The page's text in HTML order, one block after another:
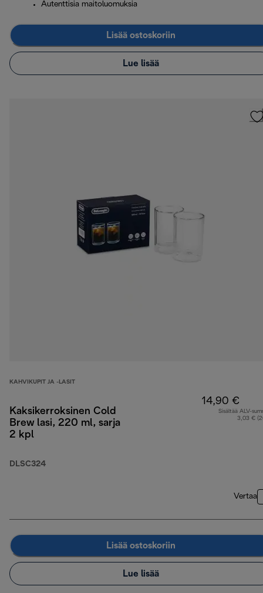
Autenttisia maitoluomuksia
Lisää ostoskoriin
Lue lisää
KAHVIKUPIT JA -LASIT
Kaksikerroksinen Cold
Brew lasi, 220 ml, sarja
2 kpl
DLSC324
14,90 €
Sisältää ALV-
3,03 €
Vertaa
Lisää ostoskoriin
Lue lisää